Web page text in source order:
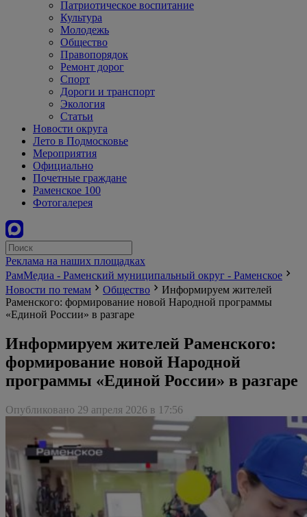
Патриотическое воспитание
Культура
Молодежь
Общество
Правопорядок
Ремонт дорог
Спорт
Дороги и транспорт
Экология
Статьи
Новости округа
Лето в Подмосковье
Мероприятия
Официально
Почетные граждане
Раменское 100
Фотогалерея
Реклама на наших площадках
РамМедиа - Раменский муниципальный округ - Раменское
Новости по темам
Общество
Информируем жителей
Раменского: формирование новой Народной программы
«Единой России» в разгаре
Информируем жителей Раменского:
формирование новой Народной
программы «Единой России» в разгаре
Опубликовано 29 апреля 2026 в 17:56